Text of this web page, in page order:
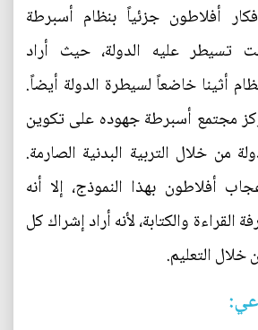
أفلاطون جزئياً بنظام أسبرطة
تسيطر عليه الدولة، حيث أراد
أثينا خاضعاً لسيطرة الدولة أيضاً.
مجتمع أسبرطة جهوده على تكوين
من خلال التربية البدنية الصارمة.
أفلاطون بهذا النموذج، إلا أنه
القراءة والكتابة، لأنه أراد إشراك كل
التعليم.